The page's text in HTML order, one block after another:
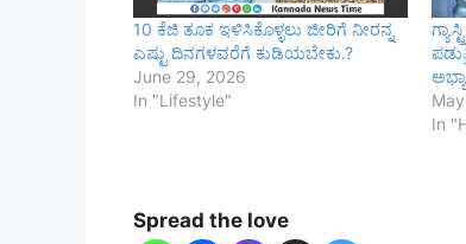
10 ಕೆಜಿ ತೂಕ ಇಳಿಸಿಕೊಳ್ಳಲು ಜೀರಿಗೆ ನೀರನ್ನ
ಎಷ್ಟು ದಿನಗಳವರೆಗೆ ಕುಡಿಯಬೇಕು.?
June 29, 2026
In "Lifestyle"
In
Spread the love